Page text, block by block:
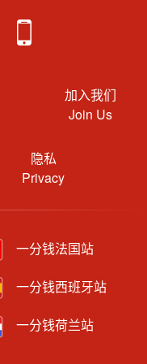
加入我们
Join Us
隐私
Privacy
一分钱法国站
一分钱西班牙站
一分钱荷兰站